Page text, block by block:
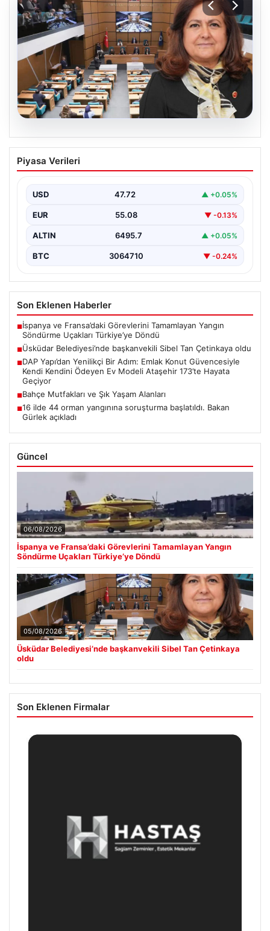
05.08.2026
Üsküdar Belediyesi’nde başkanvekili
Sibel Tan Çetinkaya oldu
Piyasa Verileri
USD 47.72 ▲ +0.05%
EUR 55.08 ▼ -0.13%
ALTIN 6495.7 ▲ +0.05%
BTC 3064710 ▼ -0.24%
Son Eklenen Haberler
■İspanya ve Fransa’daki Görevlerini Tamamlayan Yangın
Söndürme Uçakları Türkiye’ye Döndü
■Üsküdar Belediyesi’nde başkanvekili Sibel Tan Çetinkaya oldu
■DAP Yapı’dan Yenilikçi Bir Adım: Emlak Konut Güvencesiyle
Kendi Kendini Ödeyen Ev Modeli Ataşehir 173’te Hayata
Geçiyor
■Bahçe Mutfakları ve Şık Yaşam Alanları
■16 ilde 44 orman yangınına soruşturma başlatıldı. Bakan
Gürlek açıkladı
Güncel
06/08/2026
İspanya ve Fransa’daki Görevlerini Tamamlayan Yangın
Söndürme Uçakları Türkiye’ye Döndü
05/08/2026
Üsküdar Belediyesi’nde başkanvekili Sibel Tan Çetinkaya
oldu
Son Eklenen Firmalar